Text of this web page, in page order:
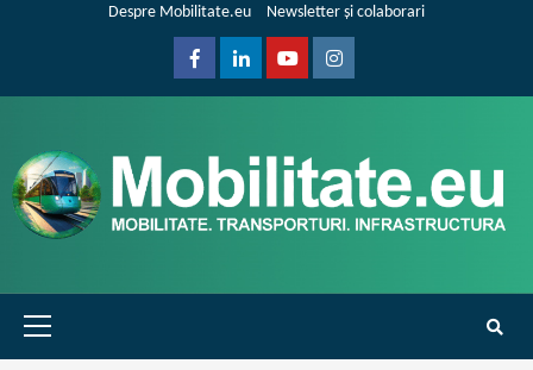
Despre Mobilitate.eu Newsletter și colaborari
FacebookLinkedinYoutubeInstagram
Primary
Menu